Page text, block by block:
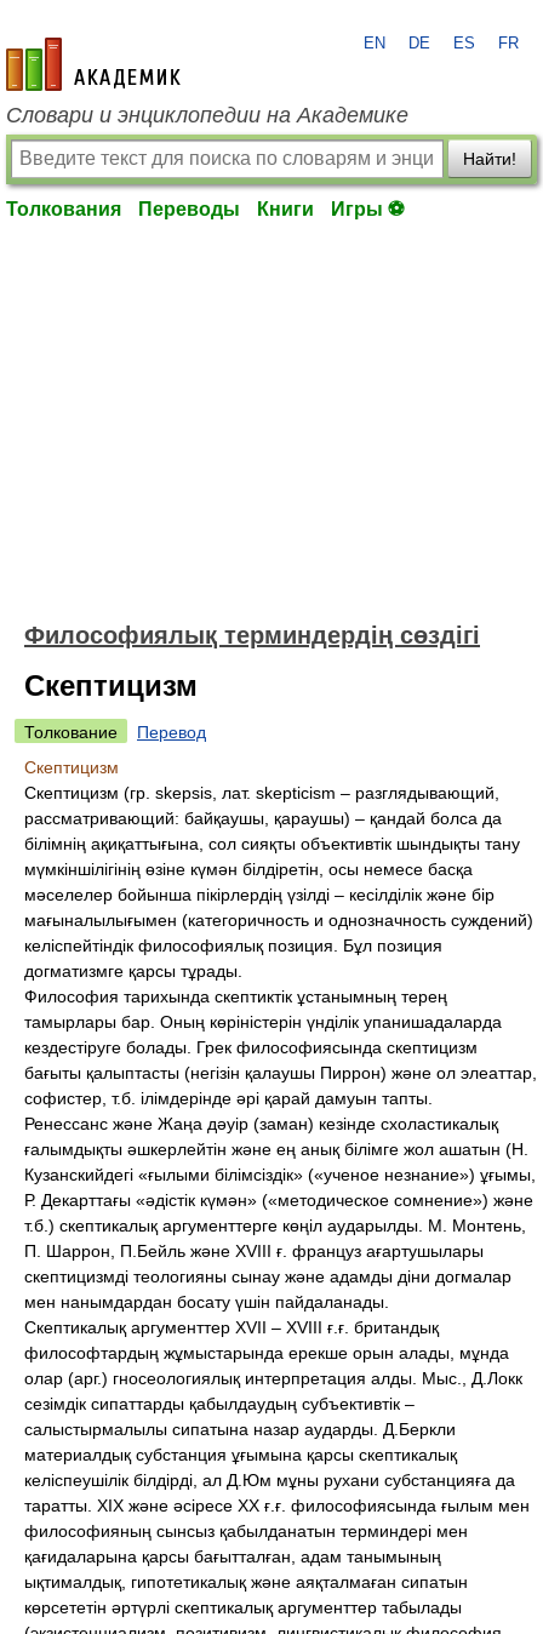
academic.ru
EN DE ES FR
Словари и энциклопедии на Академике
Найти!
Толкования Переводы Книги Игры ⚽
Философиялық терминдердің сөздігі
Скептицизм
Толкование
Перевод
Скептицизм
Скептицизм (гр. skepsis, лат. skepticism – разглядывающий,
рассматривающий: байқаушы, қараушы) – қандай болса да
білімнің ақиқаттығына, сол сияқты объективтік шындықты тану
мүмкіншілігінің өзіне күмән білдіретін, осы немесе басқа
мәселелер бойынша пікірлердің үзілді – кесілділік және бір
мағыналылығымен (категоричность и однозначность суждений)
келіспейтіндік философиялық позиция. Бұл позиция
догматизмге қарсы тұрады.
Философия тарихында скептиктік ұстанымның терең
тамырлары бар. Оның көріністерін үнділік упанишадаларда
кездестіруге болады. Грек философиясында скептицизм
бағыты қалыптасты (негізін қалаушы Пиррон) және ол элеаттар,
софистер, т.б. ілімдерінде әрі қарай дамуын тапты.
Ренессанс және Жаңа дәуір (заман) кезінде схоластикалық
ғалымдықты әшкерлейтін және ең анық білімге жол ашатын (Н.
Кузанскийдегі «ғылыми білімсіздік» («ученое незнание») ұғымы,
Р. Декарттағы «әдістік күмән» («методическое сомнение») және
т.б.) скептикалық аргументтерге көңіл аударылды. М. Монтень,
П. Шаррон, П.Бейль және XVIII ғ. француз ағартушылары
скептицизмді теологияны сынау және адамды діни догмалар
мен нанымдардан босату үшін пайдаланады.
Скептикалық аргументтер XVII – XVIII ғ.ғ. британдық
философтардың жұмыстарында ерекше орын алады, мұнда
олар (арг.) гносеологиялық интерпретация алды. Мыс., Д.Локк
сезімдік сипаттарды қабылдаудың субъективтік –
салыстырмалылы сипатына назар аударды. Д.Беркли
материалдық субстанция ұғымына қарсы скептикалық
келіспеушілік білдірді, ал Д.Юм мұны рухани субстанцияға да
таратты. XIX және әсіресе XX ғ.ғ. философиясында ғылым мен
философияның сынсыз қабылданатын терминдері мен
қағидаларына қарсы бағытталған, адам танымының
ықтималдық, гипотетикалық және аяқталмаған сипатын
көрсететін әртүрлі скептикалық аргументтер табылады